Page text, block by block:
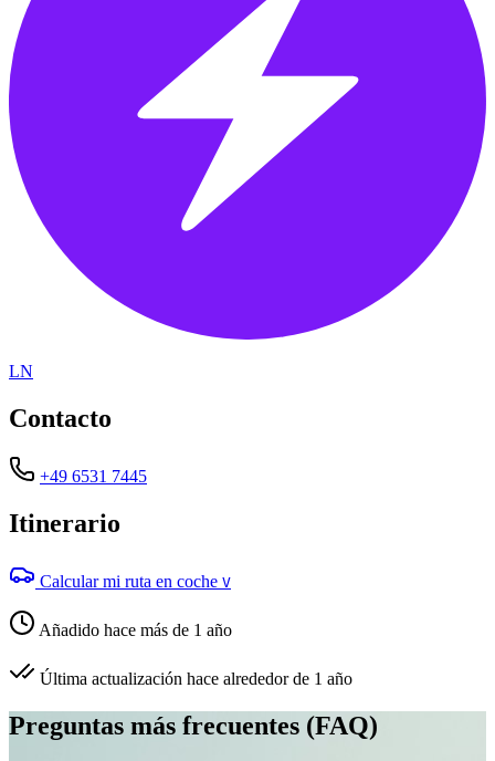
LN
Contacto
+49 6531 7445
Itinerario
Calcular mi ruta en coche V
Añadido hace más de 1 año
Última actualización hace alrededor de 1 año
Preguntas más frecuentes (FAQ)